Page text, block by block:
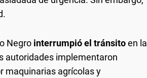
Negro interrumpió el tránsitoen la
autoridades implementaron
maquinarias agrícolas y